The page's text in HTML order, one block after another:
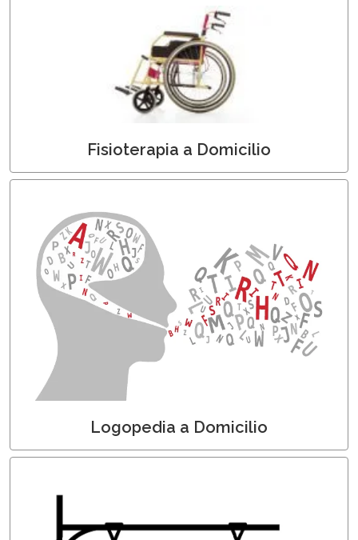
Fisioterapia a Domicilio
Fisioterapisti a Domicilio
Logopedia a Domicilio
Logopedisti a Domicilio